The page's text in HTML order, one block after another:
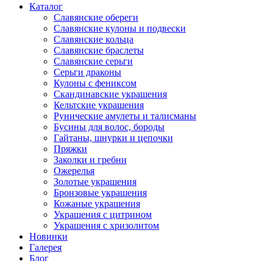
Каталог
Славянские обереги
Славянские кулоны и подвески
Славянские кольца
Славянские браслеты
Славянские серьги
Серьги драконы
Кулоны с фениксом
Скандинавские украшения
Кельтские украшения
Рунические амулеты и талисманы
Бусины для волос, бороды
Гайтаны, шнурки и цепочки
Пряжки
Заколки и гребни
Ожерелья
Золотые украшения
Бронзовые украшения
Кожаные украшения
Украшения с цитрином
Украшения с хризолитом
Новинки
Галерея
Блог